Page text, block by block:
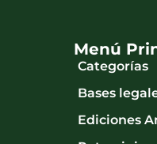
Menú
Categorías
Bases
Ediciones